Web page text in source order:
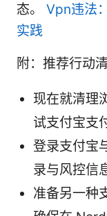
态。 Vpn违法
实践
附：推荐行动
现在就清理
试支付宝支
登录支付宝
录与风控信
准备另一种